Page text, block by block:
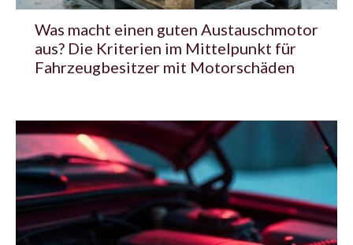
Was macht einen guten Austauschmotor
aus? Die Kriterien im Mittelpunkt für
Fahrzeugbesitzer mit Motorschäden